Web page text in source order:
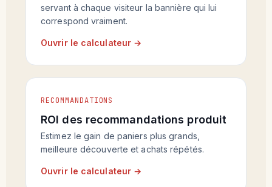
servant à chaque visiteur la bannière qui lui
correspond vraiment.
Ouvrir le calculateur →
RECOMMANDATIONS
ROI des recommandations produit
Estimez le gain de paniers plus grands,
meilleure découverte et achats répétés.
Ouvrir le calculateur →